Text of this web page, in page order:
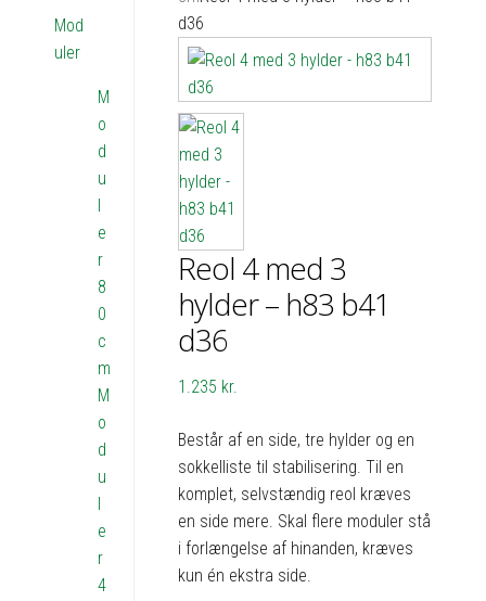
d36
Reol 4 med 3
hylder – h83 b41
d36
1.235 kr.
Består af en side, tre hylder og en
sokkelliste til stabilisering. Til en
komplet, selvstændig reol kræves
en side mere. Skal flere moduler stå
i forlængelse af hinanden, kræves
kun én ekstra side.
Mod
uler
M
o
d
u
l
e
r
8
0
c
m
M
o
d
u
l
e
r
4